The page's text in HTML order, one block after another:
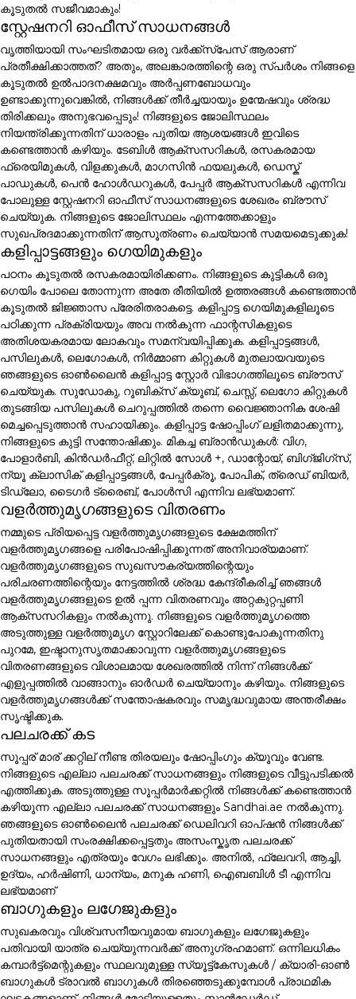
കൂടുതൽ സജീവമാകും!
സ്റ്റേഷനറി ഓഫീസ് സാധനങ്ങൾ
വൃത്തിയായി സംഘടിതമായ ഒരു വർക്ക്സ്പേസ് ആരാണ്
പ്രതീക്ഷിക്കാത്തത്? അതും, അലങ്കാരത്തിന്റെ ഒരു സ്പർശം നിങ്ങളെ
കൂടുതൽ ഉൽപാദനക്ഷമവും അർപ്പണബോധവും
ഉണ്ടാക്കുന്നുവെങ്കിൽ, നിങ്ങൾക്ക് തീർച്ചയായും ഉന്മേഷവും ശ്രദ്ധ
തിരിക്കലും അനുഭവപ്പെടും! നിങ്ങളുടെ ജോലിസ്ഥലം
നിയന്ത്രിക്കുന്നതിന് ധാരാളം പുതിയ ആശയങ്ങൾ ഇവിടെ
കണ്ടെത്താൻ കഴിയും. ടേബിൾ ആക്സസറികൾ, രസകരമായ
ഫ്രെയിമുകൾ, വിളക്കുകൾ, മാഗസിൻ ഫയലുകൾ, ഡെസ്ക്
പാഡുകൾ, പെൻ ഹോൾഡറുകൾ, പേപ്പർ ആക്സസറികൾ എന്നിവ
പോലുള്ള സ്റ്റേഷനറി ഓഫീസ് സാധനങ്ങളുടെ ശേഖരം ബ്രൗസ്
ചെയ്യുക. നിങ്ങളുടെ ജോലിസ്ഥലം എന്നത്തേക്കാളും
സുഖപ്രദമാക്കുന്നതിന് ആസൂത്രണം ചെയ്യാൻ സമയമെടുക്കുക!
കളിപ്പാട്ടങ്ങളും ഗെയിമുകളും
പഠനം കൂടുതൽ രസകരമായിരിക്കണം. നിങ്ങളുടെ കുട്ടികൾ ഒരു
ഗെയിം പോലെ തോന്നുന്ന അതേ രീതിയിൽ ഉത്തരങ്ങൾ കണ്ടെത്താൻ
കൂടുതൽ ജിജ്ഞാസ പ്രേരിതരാകട്ടെ. കളിപ്പാട്ട ഗെയിമുകളിലൂടെ
പഠിക്കുന്ന പ്രക്രിയയും അവ നൽകുന്ന ഫാന്റസികളുടെ
അതിശയകരമായ ലോകവും സമന്വയിപ്പിക്കുക. കളിപ്പാട്ടങ്ങൾ,
പസിലുകൾ, ലെഗോകൾ, നിർമ്മാണ കിറ്റുകൾ മുതലായവയുടെ
ഞങ്ങളുടെ ഓൺലൈൻ കളിപ്പാട്ട സ്റ്റോർ വിഭാഗത്തിലൂടെ ബ്രൗസ്
ചെയ്യുക. സുഡോകു, റൂബിക്സ് ക്യൂബ്, ചെസ്സ്, ലെഗോ കിറ്റുകൾ
തുടങ്ങിയ പസിലുകൾ ചെറുപ്പത്തിൽ തന്നെ വൈജ്ഞാനിക ശേഷി
മെച്ചപ്പെടുത്താൻ സഹായിക്കും. കളിപ്പാട്ട ഷോപ്പിംഗ് ലളിതമാക്കുന്നു,
നിങ്ങളുടെ കുട്ടി സന്തോഷിക്കും. മികച്ച ബ്രാൻഡുകൾ: വിഗ,
പോളാർബി, കിൻഡർഫീറ്റ്, ലിറ്റിൽ സോൾ +, ഡാന്റോയ്, ബിഗ്ജിഗ്സ്,
ന്യൂ ക്ലാസിക് കളിപ്പാട്ടങ്ങൾ, പേപ്പർക്രൂ, പോപിക്, ത്രെഡ് ബിയർ,
ടിഡ്ലോ, ടൈഗർ ട്രൈബ്, പോൾസി എന്നിവ ലഭ്യമാണ്.
വളർത്തുമൃഗങ്ങളുടെ വിതരണം
നമ്മുടെ പ്രിയപ്പെട്ട വളർത്തുമൃഗങ്ങളുടെ ക്ഷേമത്തിന്
വളർത്തുമൃഗങ്ങളെ പരിപോഷിപ്പിക്കുന്നത് അനിവാര്യമാണ്.
വളർത്തുമൃഗങ്ങളുടെ സുഖസൗകര്യത്തിന്റെയും
പരിചരണത്തിന്റെയും നേട്ടത്തിൽ ശ്രദ്ധ കേന്ദ്രീകരിച്ച് ഞങ്ങൾ
വളർത്തുമൃഗങ്ങളുടെ ഉൽ പ്പന്ന വിതരണവും അറ്റകുറ്റപ്പണി
ആക്സസറികളും നൽകുന്നു. നിങ്ങളുടെ വളർത്തുമൃഗത്തെ
അടുത്തുള്ള വളർത്തുമൃഗ സ്റ്റോറിലേക്ക് കൊണ്ടുപോകുന്നതിനു
പുറമേ, ഇഷ്ടാനുസൃതമാക്കാവുന്ന വളർത്തുമൃഗങ്ങളുടെ
വിതരണങ്ങളുടെ വിശാലമായ ശേഖരത്തിൽ നിന്ന് നിങ്ങൾക്ക്
എളുപ്പത്തിൽ വാങ്ങാനും ഓർഡർ ചെയ്യാനും കഴിയും. നിങ്ങളുടെ
വളർത്തുമൃഗങ്ങൾക്ക് സന്തോഷകരവും സമൃദ്ധവുമായ അന്തരീക്ഷം
സൃഷ്ടിക്കുക.
പലചരക്ക് കട
സൂപ്പര് മാര് ക്കറ്റില് നീണ്ട തിരയലും ഷോപ്പിംഗും ക്യൂവും വേണ്ട.
നിങ്ങളുടെ എല്ലാ പലചരക്ക് സാധനങ്ങളും നിങ്ങളുടെ വീട്ടുപടിക്കൽ
എത്തിക്കുക. അടുത്തുള്ള സൂപ്പർമാർക്കറ്റിൽ നിങ്ങൾക്ക് കണ്ടെത്താൻ
കഴിയുന്ന എല്ലാ പലചരക്ക് സാധനങ്ങളും Sandhai.ae നൽകുന്നു.
ഞങ്ങളുടെ ഓൺലൈൻ പലചരക്ക് ഡെലിവറി ഓപ്ഷൻ നിങ്ങൾക്ക്
പുതിയതായി സംരക്ഷിക്കപ്പെട്ടതും അസംസ്കൃത പലചരക്ക്
സാധനങ്ങളും എത്രയും വേഗം ലഭിക്കും. അനിൽ, ഫ്ലേവറി, ആച്ചി,
ഉദ്യം, ഹർഷിണി, ധാന്യം, മനുക ഹണി, ഐബബിൾ ടീ എന്നിവ
ലഭ്യമാണ്
ബാഗുകളും ലഗേജുകളും
സുഖകരവും വിശ്വസനീയവുമായ ബാഗുകളും ലഗേജുകളും
പതിവായി യാത്ര ചെയ്യുന്നവർക്ക് അനുഗ്രഹമാണ്. ഒന്നിലധികം
കമ്പാർട്ട്മെന്റുകളും സ്ഥലവുമുള്ള സ്യൂട്ട്കേസുകൾ / ക്യാരി-ഓൺ
ബാഗുകൾ ട്രാവൽ ബാഗുകൾ തിരഞ്ഞെടുക്കുമ്പോൾ പ്രാഥമിക